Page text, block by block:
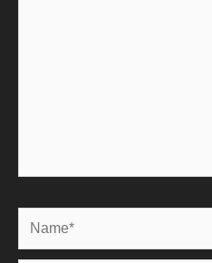
Name*